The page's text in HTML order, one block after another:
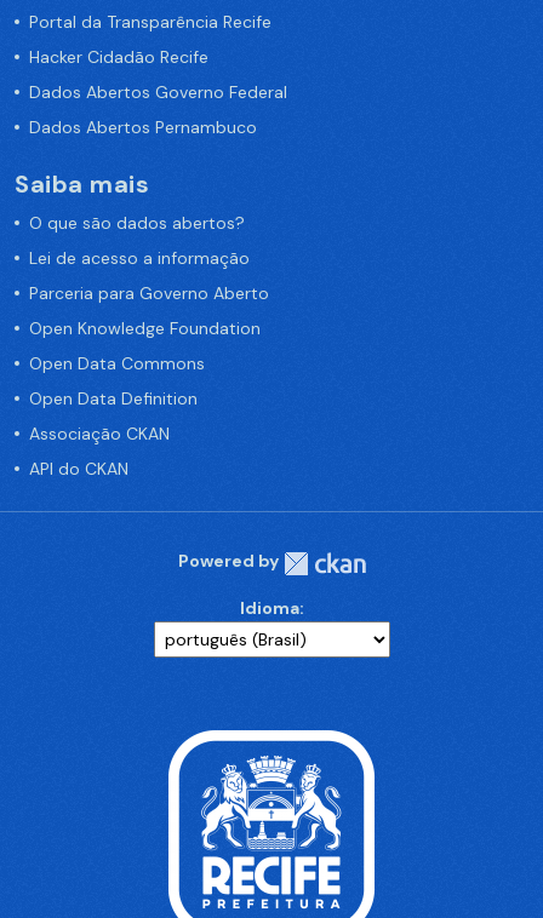
Portal da Transparência Recife
Hacker Cidadão Recife
Dados Abertos Governo Federal
Dados Abertos Pernambuco
Saiba mais
O que são dados abertos?
Lei de acesso a informação
Parceria para Governo Aberto
Open Knowledge Foundation
Open Data Commons
Open Data Definition
Associação CKAN
API do CKAN
Powered by
Idioma